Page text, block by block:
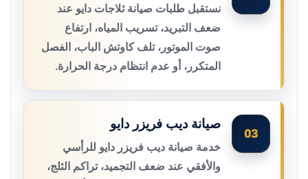
نستقبل طلبات صيانة ثلاجات دايو عند
ضعف التبريد، تسريب المياه، ارتفاع
صوت الموتور، تلف كاوتش الباب، الفصل
المتكرر، أو عدم انتظام درجة الحرارة.
03
صيانة ديب فريزر دايو
خدمة صيانة ديب فريزر دايو للرأسي
والأفقي عند ضعف التجميد، تراكم الثلج،